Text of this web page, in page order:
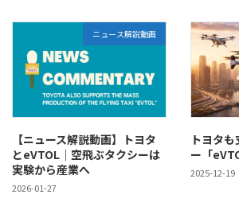
ニュース解説動画
【ニュース解説動画】トヨタ
とeVTOL｜空飛ぶタクシーは
実験から産業へ
2026-01-27
トヨタ
ー「
2025-12-19